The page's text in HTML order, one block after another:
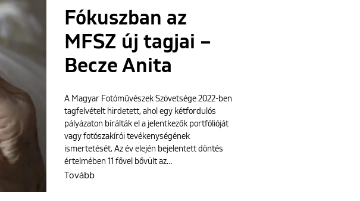
Fókuszban az
MFSZ új tagjai –
Becze Anita
A Magyar Fotóművészek Szövetsége 2022-ben
tagfelvételt hirdetett, ahol egy kétfordulós
pályázaton bírálták el a jelentkezők portfólióját
vagy fotószakírói tevékenységének
ismertetését. Az év elején bejelentett döntés
értelmében 11 fővel bővült az…
Tovább